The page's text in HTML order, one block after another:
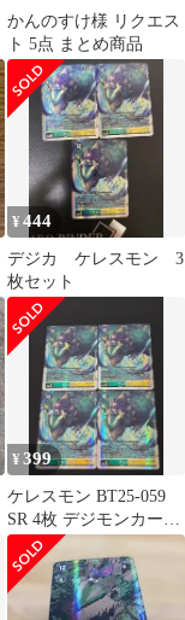
かんのすけ様 リクエス
ト 5点 まとめ商品
¥444
デジカ ケレスモン 3
枚セット
¥399
ケレスモン BT25-059
SR 4枚 デジモンカード
ゲーム